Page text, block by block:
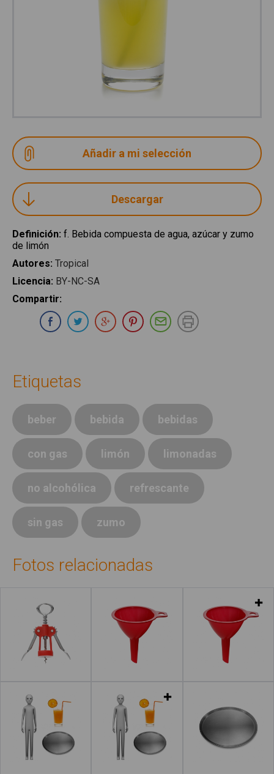
Descargar
Definición: f. Bebida compuesta de agua, azúcar y zumo
de limón
Autores: Tropical
Licencia: BY-NC-SA
Compartir:
Compartir en Whatsapp
Compartir en Facebook
Compartir en Twitter
Compartir en Google Plus
Compartir en Pinterest
Compartir por E-
Etiquetas
beber bebida bebidas
con gas limón limonadas
no alcohólica refrescante
sin gas zumo
Fotos relacionadas